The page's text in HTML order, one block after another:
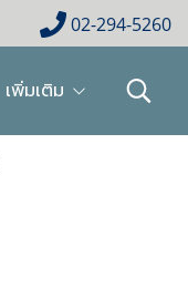
02-294-5260
เพิ่มเติม